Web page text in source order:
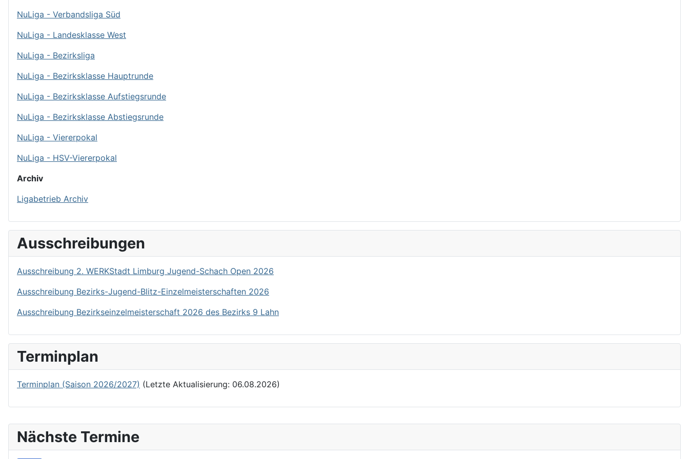
Nächste Termine
NuLiga - Verbandsliga Süd
NuLiga - Landesklasse West
NuLiga - Bezirksliga
NuLiga - Bezirksklasse Hauptrunde
NuLiga - Bezirksklasse Aufstiegsrunde
NuLiga - Bezirksklasse Abstiegsrunde
NuLiga - Viererpokal
NuLiga - HSV-Viererpokal
Archiv
Ligabetrieb Archiv
Ausschreibungen
Ausschreibung 2. WERKStadt Limburg Jugend-Schach Open 2026
Ausschreibung Bezirks-Jugend-Blitz-Einzelmeisterschaften 2026
Ausschreibung Bezirkseinzelmeisterschaft 2026 des Bezirks 9 Lahn
Terminplan
Terminplan (Saison 2026/2027) (Letzte Aktualisierung: 06.08.2026)